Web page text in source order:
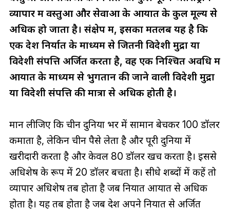
व्यापार में वस्तुओं और सेवाओं के आयात के कुल मूल्य से
अधिक हो जाता है। संक्षेप में, इसका मतलब यह है कि
एक देश निर्यात के माध्यम से जितनी विदेशी मुद्रा या
विदेशी संपत्ति अर्जित करता है, वह एक निश्चित अवधि में
आयात के माध्यम से भुगतान की जाने वाली विदेशी मुद्रा
या विदेशी संपत्ति की मात्रा से अधिक होती है।
मान लीजिए कि चीन दुनिया भर में सामान बेचकर 100 डॉलर
कमाता है, लेकिन चीन पैसे लेता है और पूरी दुनिया में
खरीदारी करता है और केवल 80 डॉलर खर्च करता है। इससे
अधिशेष के रूप में 20 डॉलर बचता है। सीधे शब्दों में कहें तो
व्यापार अधिशेष तब होता है जब निर्यात आयात से अधिक
होता है। यह तब होता है जब देश अपने निर्यात से अर्जित